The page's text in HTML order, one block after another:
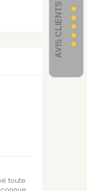
toute
AVIS CLIENTS